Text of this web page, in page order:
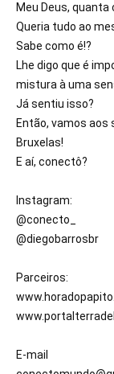
Meu Deus, quanta
Queria tudo ao
Sabe como é!?
Lhe digo que é
mistura à uma
Já sentiu isso?
Então, vamos aos
Bruxelas!
E aí, conectô?
Instagram:
@conecto_
@diegobarrosbr
Parceiros:
E-mail